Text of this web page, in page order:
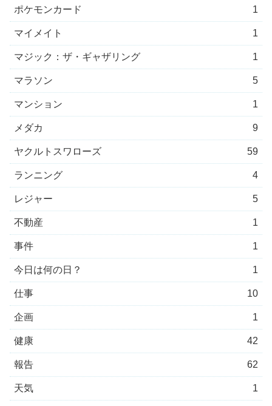
ポケモンカード 1
マイメイト 1
マジック：ザ・ギャザリング 1
マラソン 5
マンション 1
メダカ 9
ヤクルトスワローズ 59
ランニング 4
レジャー 5
不動産 1
事件 1
今日は何の日？ 1
仕事 10
企画 1
健康 42
報告 62
天気 1